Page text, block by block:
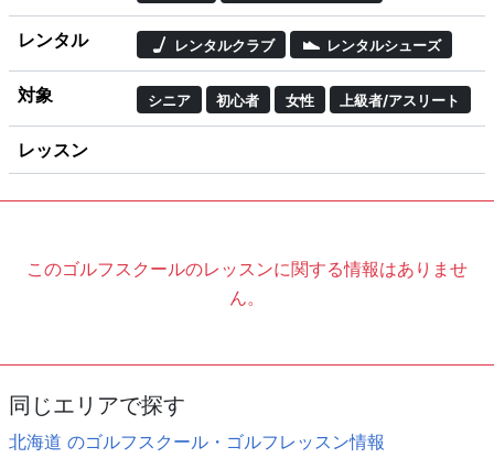
レンタル レンタルクラブ レンタルシューズ
対象 シニア 初心者 女性 上級者/アスリート
レッスン
このゴルフスクールのレッスンに関する情報はありませ
ん。
同じエリアで探す
北海道 のゴルフスクール・ゴルフレッスン情報